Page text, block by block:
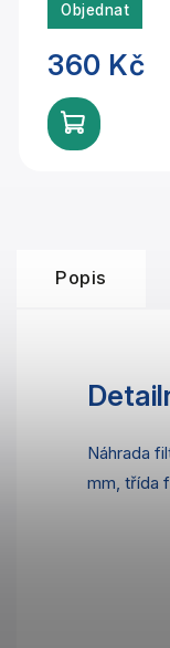
Objednat
360 Kč
Popis
Náhrada
mm, třída